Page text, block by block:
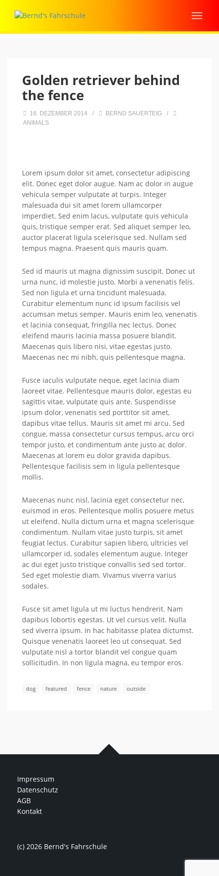
Golden retriever behind
the fence
16. DEZEMBER 2014 / BERND SAUERTEIG
/
ANIMALS
Lorem ipsum dolor sit amet, consectetur adipiscing
elit. Donec eget dolor augue. Nam ac dolor in augue
vehicula semper vulputate at turpis. Integer
malesuada dui sit amet lorem ullamcorper
imperdiet. Sed enim lacus, vulputate quis vehicula
quis, tristique semper erat. Sed aliquet semper leo,
auctor placerat ligula scelerisque sed. Nullam sed
tempus magna. Praesent quis mauris quam.
Sed id mauris ut magna dignissim suscipit. Donec ut
urna nunc, id molestie justo. Morbi a venenatis felis.
Sed non ligula et urna tincidunt malesuada.
Curabitur elementum nunc id ipsum facilisis vel
accumsan metus semper. Mauris enim leo, venenatis
et lacinia consequat, fringilla nec lectus. Donec
eleifend mauris lacinia massa posuere blandit.
Maecenas quis libero nisi, vitae egestas justo.
Maecenas nec mi nibh, quis pellentesque magna.
Fusce iaculis vulputate neque, eget lacinia diam
laoreet vitae. Pellentesque mauris dolor, egestas eu
sagittis vitae, vulputate quis ante. Suspendisse
ipsum dolor, venenatis sed porttitor sit amet,
dapibus vitae tellus. Mauris sit amet mi arcu. Sed
congue, massa consectetur cursus tempus, arcu orci
tempor justo, et condimentum ante justo ac dolor.
Maecenas at lorem eu dolor gravida dapibus.
Pellentesque facilisis sem in ligula pellentesque
mollis.
Maecenas nunc nisl, lacinia eget consectetur nec,
euismod in eros. Pellentesque mollis posuere metus
ut eleifend. Nulla dictum urna et magna scelerisque
condimentum. Nullam vitae justo turpis, sit amet
feugiat lectus. Curabitur sapien libero, ultricies vel
ullamcorper id, sodales elementum augue. Integer
ac dui eget justo tristique convallis sed sed tortor.
Sed eget molestie diam. Vivamus viverra varius
sodales.
Fusce sit amet ligula ut mi luctus hendrerit. Nam
dapibus lobortis egestas. Ut vel cursus velit. Nulla
sed viverra ipsum. In hac habitasse platea dictumst.
Quisque venenatis laoreet leo ut consequat. Sed
vulputate nisl a tortor blandit vel congue quam
sollicitudin. In non ligula magna, eu tempor eros.
dog featured fence nature outside
Impressum
Datenschutz
AGB
Kontakt
(c) 2026 Bernd's Fahrschule